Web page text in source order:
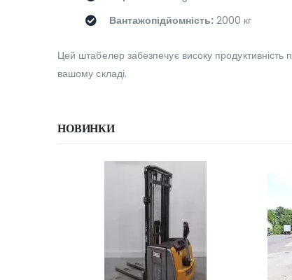
Вантажопідйомність: 2000 кг
Цей штабелер забезпечує високу продуктивність
вашому складі.
НОВИНКИ